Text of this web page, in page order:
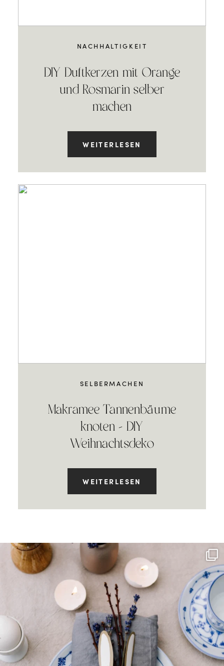
NACHHALTIGKEIT
DIY Duftkerzen mit Orange
und Rosmarin selber
machen
WEITERLESEN
SELBERMACHEN
Makramee Tannenbäume
knoten – DIY
Weihnachtsdeko
WEITERLESEN